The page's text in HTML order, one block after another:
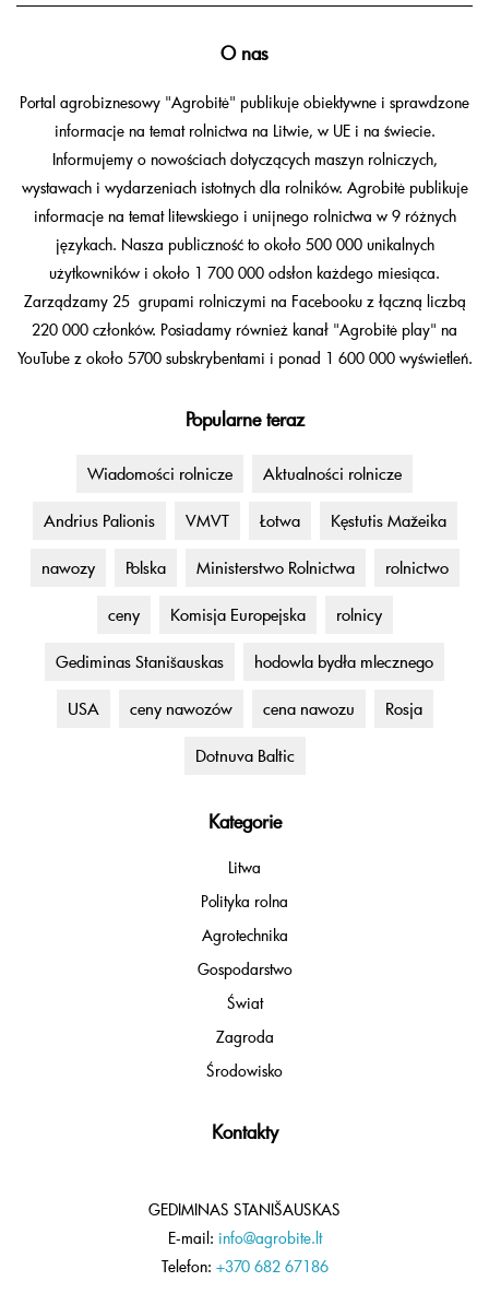
O nas
Portal agrobiznesowy "Agrobitė" publikuje obiektywne i sprawdzone
informacje na temat rolnictwa na Litwie, w UE i na świecie.
Informujemy o nowościach dotyczących maszyn rolniczych,
wystawach i wydarzeniach istotnych dla rolników. Agrobitė publikuje
informacje na temat litewskiego i unijnego rolnictwa w 9 różnych
językach. Nasza publiczność to około 500 000 unikalnych
użytkowników i około 1 700 000 odsłon każdego miesiąca.
Zarządzamy 25 grupami rolniczymi na Facebooku z łączną liczbą
220 000 członków. Posiadamy również kanał "Agrobitė play" na
YouTube z około 5700 subskrybentami i ponad 1 600 000 wyświetleń.
Popularne teraz
Wiadomości rolnicze Aktualności rolnicze
Andrius Palionis VMVT Łotwa Kęstutis Mažeika
nawozy Polska Ministerstwo Rolnictwa rolnictwo
ceny Komisja Europejska rolnicy
Gediminas Stanišauskas hodowla bydła mlecznego
USA ceny nawozów cena nawozu Rosja
Dotnuva Baltic
Kategorie
Litwa
Polityka rolna
Agrotechnika
Gospodarstwo
Świat
Zagroda
Środowisko
Kontakty
GEDIMINAS STANIŠAUSKAS
E-mail: info@agrobite.lt
Telefon: +370 682 67186